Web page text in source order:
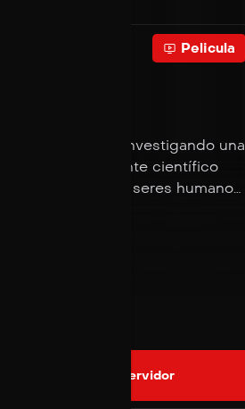
Pelicula
que está investigando una
por el eminente científico
ilegales en seres humanos
la central, el periodista
a experimentar cambios en
la del simbionte Venom, que
Servidor